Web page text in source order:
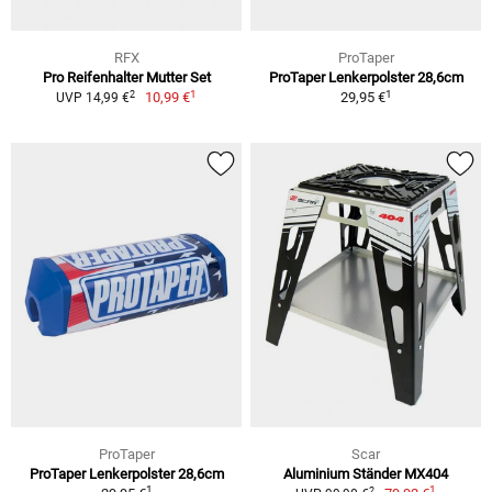
RFX
Pro Reifenhalter Mutter Set
UVP 14,99 €2 10,99 €1
ProTaper
ProTaper Lenkerpolster 28,6cm
29,95 €1
ProTaper
ProTaper Lenkerpolster 28,6cm
1
Scar
Aluminium Ständer MX404
1